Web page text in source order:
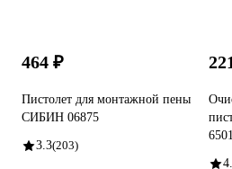
464 ₽
Пистолет для монтажной пены
СИБИН 06875
3.3(203)